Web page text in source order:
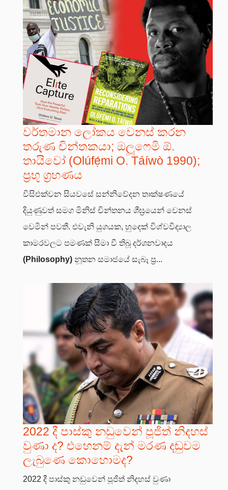
වර්තමාන ලෝකය වෙනස් කරන
තරුණ චින්තකයා; ඔලූෆෙමි ඕ.
තායිවෝ (Olúfẹ́mi O. Táíwò 1990);
ප්‍රභූ ග්‍රහණය
විසිඑක්වන සියවසේ සන්නිවේදන තාක්ෂණයේ
දියුණුවත් සමග මිනිස් චින්තනය ශීඝ්‍රයෙන් වෙනස්
වෙමින් පවතී. එවැනි යුගයක, හුදෙක් විශ්වවිද්‍යාල
කාමරවලට පමණක් සීමා වී තිබූ දර්ශනවාදය
(Philosophy) නූතන සමාජයේ සැබෑ ප්‍ර...
2022 දී පාස්කු නඩුවෙන් පූජිත් නිදහස්
වුණා ද? එහෙනම් දැන් මරණ දඬුවම
ලැබුණෙ කොහොමද?
2022 දී පාස්කු නඩුවෙන් පූජිත් නිදහස් වුණා